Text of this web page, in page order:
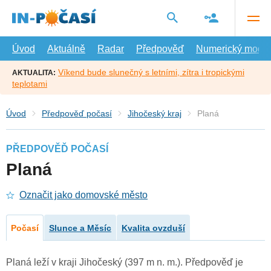
hlavní
Úvod
Aktuálně Radar Předpověď Numerický model
AKTUALITA: Víkend bude slunečný s letními, zítra i tropickými
teplotami
Úvod Předpověď počasí Jihočeský kraj Planá
PŘEDPOVĚĎ POČASÍ
Planá
Označit jako domovské město
Počasí Slunce a Měsíc Kvalita ovzduší
Planá leží v kraji Jihočeský (397 m n. m.). Předpověď je